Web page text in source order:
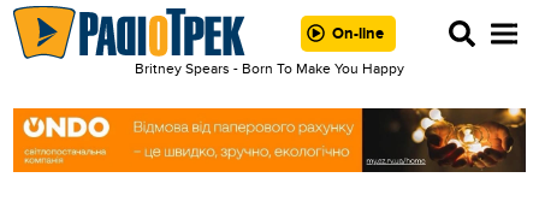
On-line
Britney Spears - Born To Make You Happy